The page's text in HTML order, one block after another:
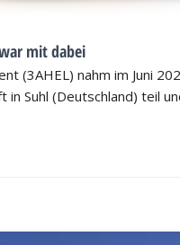
mit dabei
(3AHEL) nahm im Juni
in Suhl (Deutschland) teil